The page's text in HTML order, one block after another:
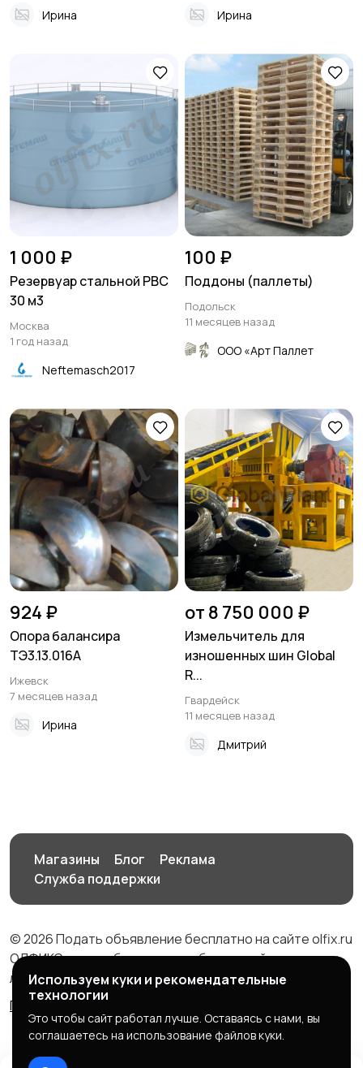
Ирина Ирина
1 000 ₽
Резервуар стальной РВС
30 м3
Москва
1 год назад
Neftemasch2017
100 ₽
Поддоны (паллеты)
Подольск
11 месяцев назад
ООО «Арт Паллет
924 ₽
Опора балансира
ТЭ3.13.016А
Ижевск
7 месяцев назад
Ирина
от 8 750 000 ₽
Измельчитель для
изношенных шин Global
R...
Гвардейск
11 месяцев назад
Дмитрий
Магазины Блог
Реклама
Служба поддержки
© 2026 Подать объявление бесплатно на сайте olfix.ru
ОЛФИКС - доска беспалтных объявлений от частных
лиц и компаний
Правила сервиса
Используем куки и рекомендательные
технологии
Это чтобы сайт работал лучше. Оставаясь с нами, вы
соглашаетесь на использование файлов куки.